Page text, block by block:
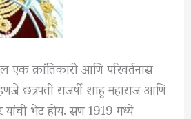
एक क्रांतिकारी आणि परिवर्तनास
छत्रपती राजर्षी शाहू महाराज आणि
भेट होय. सण 1919 मध्ये